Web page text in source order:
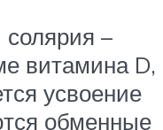
–
витамина D,
усвоение
обменные